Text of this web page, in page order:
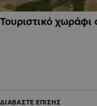
Τουριστικό
ΔΙΑΒΑΣΤΕ ΕΠΙΣΗΣ